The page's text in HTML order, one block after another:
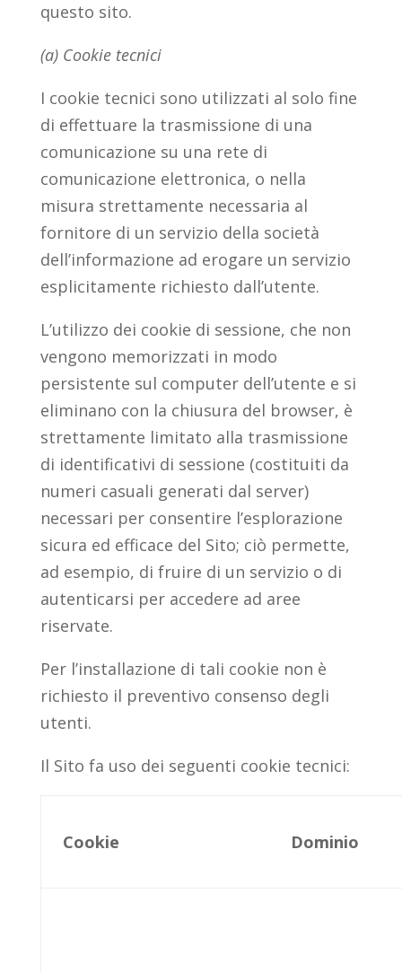
questo sito.
(a) Cookie tecnici
I cookie tecnici sono utilizzati al solo fine
di effettuare la trasmissione di una
comunicazione su una rete di
comunicazione elettronica, o nella
misura strettamente necessaria al
fornitore di un servizio della società
dell’informazione ad erogare un servizio
esplicitamente richiesto dall’utente.
L’utilizzo dei cookie di sessione, che non
vengono memorizzati in modo
persistente sul computer dell’utente e si
eliminano con la chiusura del browser, è
strettamente limitato alla trasmissione
di identificativi di sessione (costituiti da
numeri casuali generati dal server)
necessari per consentire l’esplorazione
sicura ed efficace del Sito; ciò permette,
ad esempio, di fruire di un servizio o di
autenticarsi per accedere ad aree
riservate.
Per l’installazione di tali cookie non è
richiesto il preventivo consenso degli
utenti.
Il Sito fa uso dei seguenti cookie tecnici:
Cookie Dominio